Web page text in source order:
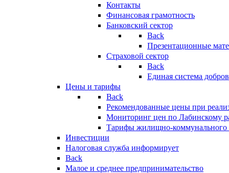
Контакты
Финансовая грамотность
Банковский сектор
Back
Презентационные
Страховой сектор
Back
Единая система
Цены и тарифы
Back
Рекомендованные цены при
Мониторинг цен по Лабинскому
Тарифы жилищно-коммунального
Инвестиции
Налоговая служба информирует
Back
Малое и среднее предпринимательство